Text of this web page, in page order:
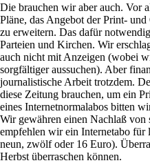
Die brauchen wir aber auch. Vor
Pläne, das Angebot der Print-
zu erweitern. Das dafür
Parteien und Kirchen. Wir
auch nicht mit Anzeigen (wobei
sorgfältiger aussuchen). Aber
journalistische Arbeit trotzdem.
diese Zeitung brauchen, um ein
eines Internetnormalabos bitten
Wir gewähren einen Nachlaß
empfehlen wir ein Internetabo
neun, zwölf oder 16 Euro).
Herbst überraschen können.